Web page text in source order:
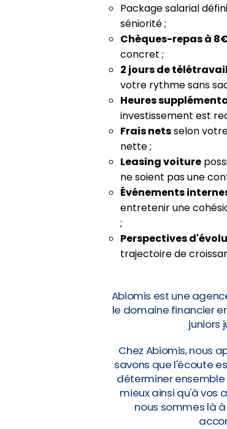
Package salarial
séniorité ;
Chèques-repas à
concret ;
2 jours de télétravail
votre rythme sans
Heures
investissement est
Frais netsselon
nette ;
Leasing voiture
ne soient pas une
Événements
entretenir une
;
Perspectives
trajectoire de
Abiomis est une
le domaine financier
juniors
Chez Abiomis, nous
savons que l'écoute
déterminer ensemble
mieux ainsi qu'à vos
nous sommes là